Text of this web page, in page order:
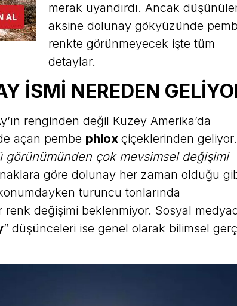
merak uyandırdı. Ancak
aksine dolunay gökyüzünde
renkte görünmeyecek işte tüm
detaylar.
İSMİ NEREDEN
renginden değil Kuzey Amerika’da
açan pembe phlox çiçeklerinden geliyor.
çok mevsimsel değişimi
göre dolunay her zaman olduğu
turuncu tonlarında
değişimi beklenmiyor. Sosyal
” düşünceleri ise genel olarak bilimsel